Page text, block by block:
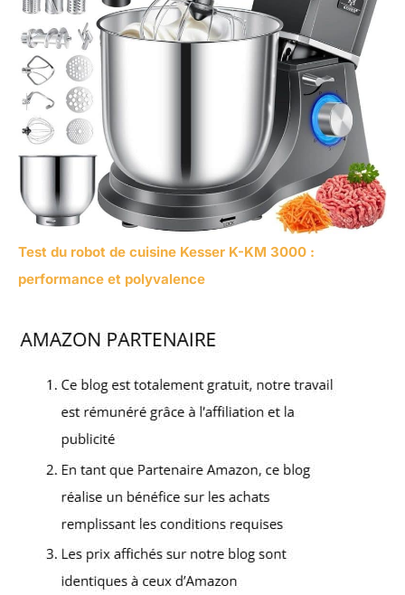
Test du robot de cuisine Kesser K-KM 3000 :
performance et polyvalence